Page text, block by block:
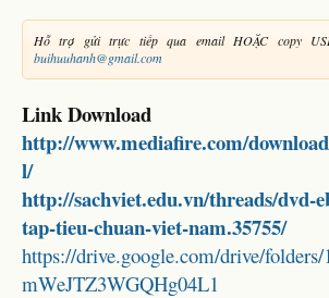
Hỗ trợ gửi trực tiếp qua email HOẶC copy
buihuuhanh@gmail.com
Link Download
http://www.mediafire.com/
l/
http://sachviet.edu.vn/threads/dvd-
tap-tieu-chuan-viet-nam.35755/
https://drive.google.com/drive/
mWeJTZ3WGQHg04L1